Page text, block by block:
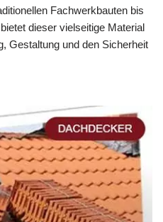
Fachwerkbauten bis
dieser vielseitige Material
Gestaltung und den Sicherheit